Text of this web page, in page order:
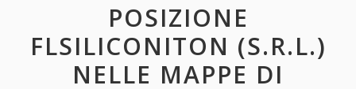
POSIZIONE
FLSILICONITON (S.R.L.)
NELLE MAPPE DI